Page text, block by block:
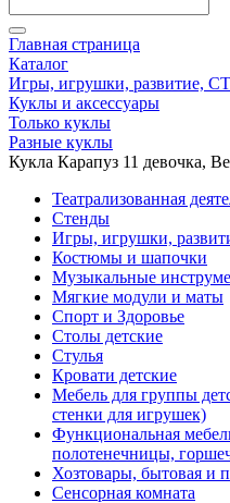
Главная страница
Каталог
Игры, игрушки, развитие,
Куклы и аксессуары
Только куклы
Разные куклы
Кукла Карапуз 11 девочка,
Театрализованная
Стенды
Игры, игрушки,
Костюмы и шапочки
Музыкальные
Мягкие модули и маты
Спорт и Здоровье
Столы детские
Стулья
Кровати детские
Мебель для группы
стенки для игрушек)
Функциональная
полотенечницы,
Хозтовары, бытовая и
Сенсорная комната